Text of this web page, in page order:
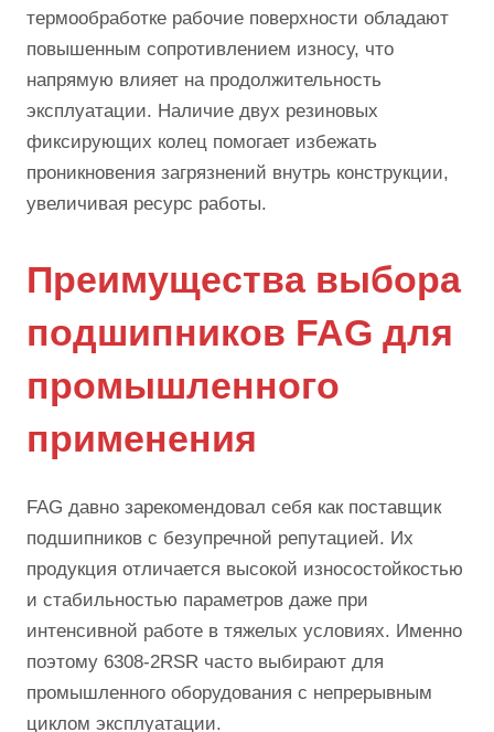
термообработке рабочие поверхности обладают
повышенным сопротивлением износу, что
напрямую влияет на продолжительность
эксплуатации. Наличие двух резиновых
фиксирующих колец помогает избежать
проникновения загрязнений внутрь конструкции,
увеличивая ресурс работы.
Преимущества выбора
подшипников FAG для
промышленного
применения
FAG давно зарекомендовал себя как поставщик
подшипников с безупречной репутацией. Их
продукция отличается высокой износостойкостью
и стабильностью параметров даже при
интенсивной работе в тяжелых условиях. Именно
поэтому 6308-2RSR часто выбирают для
промышленного оборудования с непрерывным
циклом эксплуатации.